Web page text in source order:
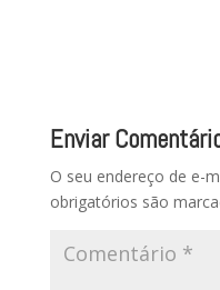
Enviar
O seu endereço de e-
obrigatórios são